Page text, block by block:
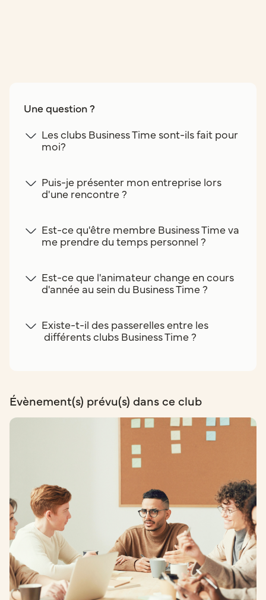
Une question ?
Les clubs Business Time sont-ils fait pour
moi?
Puis-je présenter mon entreprise lors
d'une rencontre ?
Est-ce qu'être membre Business Time va
me prendre du temps personnel ?
Est-ce que l'animateur change en cours
d'année au sein du Business Time ?
Existe-t-il des passerelles entre les
différents clubs Business Time ?
Évènement(s) prévu(s) dans ce club